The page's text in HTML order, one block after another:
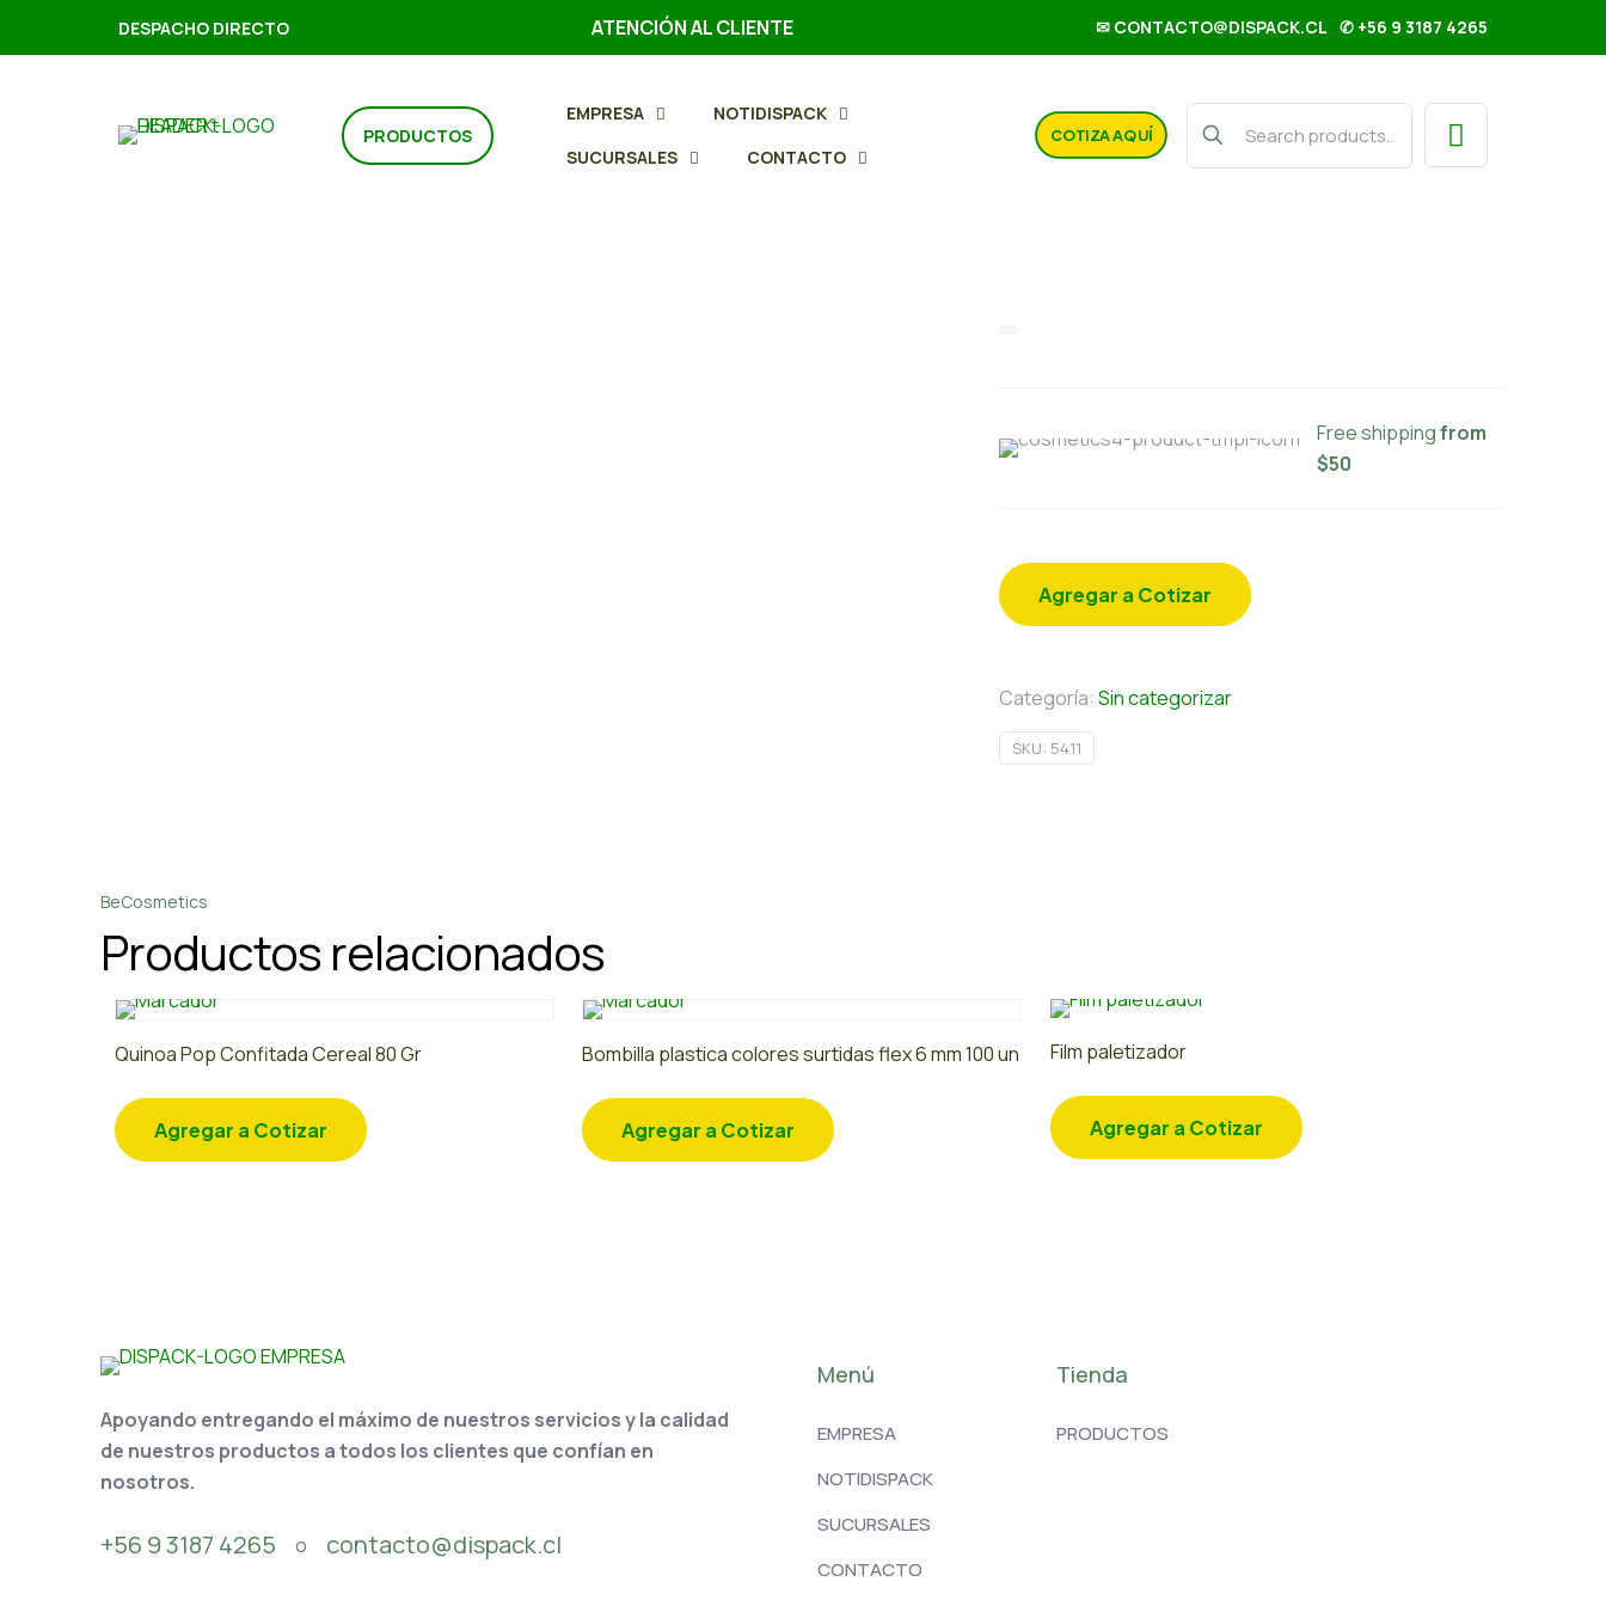
DESPACHO DIRECTO ATENCIÓN AL CLIENTE ✉ CONTACTO@DISPACK.CL ✆ +56 9 3187 4265
PRODUCTOS
EMPRESA
NOTIDISPACK
SUCURSALES
CONTACTO
COTIZA AQUÍ
Free shippingfrom
$50
Agregar a Cotizar
Categoría: Sin categorizar
SKU: 5411
BeCosmetics
Productos relacionados
Quinoa Pop Confitada Cereal 80 Gr
Agregar a Cotizar
Bombilla plastica colores surtidas flex 6 mm 100 un
Agregar a Cotizar
Film paletizador
Agregar a Cotizar
Apoyando entregando el máximo de nuestros servicios y la calidad
de nuestros productos a todos los clientes que confían en
nosotros.
+56 9 3187 4265 o contacto@dispack.cl
Menú
EMPRESA
NOTIDISPACK
SUCURSALES
CONTACTO
Tienda
PRODUCTOS